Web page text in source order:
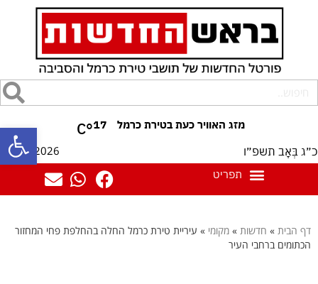
פתח 17
°C
כ״ג בְּאָב תשפ״ו 06/08/2026
דף הבית » חדשות » מקומי » עיריית טירת כרמל החלה בהחלפת פחי המחזור
הכתומים ברחבי העיר